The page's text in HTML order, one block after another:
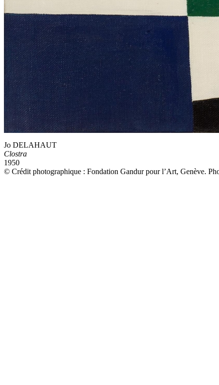
Jo DELAHAUT
Clostra
1950
© Crédit photographique : Fondation Gandur pour l’Art, Genève.